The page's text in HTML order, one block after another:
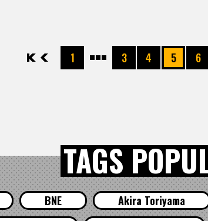
先頭 1 3 4 5 6
TAGS
BNE Akira Toriyama